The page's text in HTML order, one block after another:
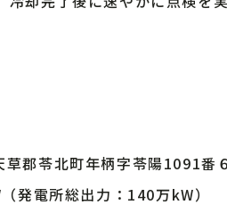
草郡苓北町年柄字苓陽1091番６
発電所総出力：140万kW）